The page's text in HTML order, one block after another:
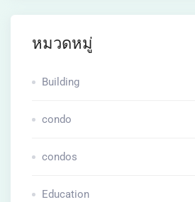
หมวดหมู่
Building
condo
condos
Education